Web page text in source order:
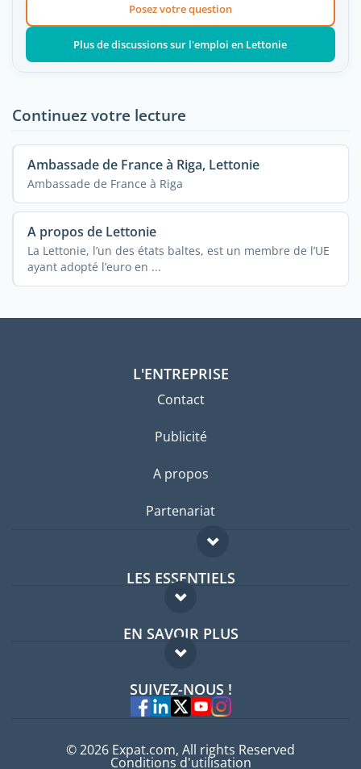
Posez votre question
Plus de discussions sur l'emploi en Lettonie
Continuez votre lecture
Ambassade de France à Riga, Lettonie
Ambassade de France à Riga
A propos de Lettonie
La Lettonie, l’un des états baltes, est un membre de l’UE
ayant adopté l’euro en ...
L'ENTREPRISE
Contact
Publicité
A propos
Partenariat
LES ESSENTIELS
Forum expatriés
Guides pays
EN SAVOIR PLUS
FAQ
Experts
SUIVEZ-NOUS !
© 2026 Expat.com, All rights Reserved
Conditions d'utilisation